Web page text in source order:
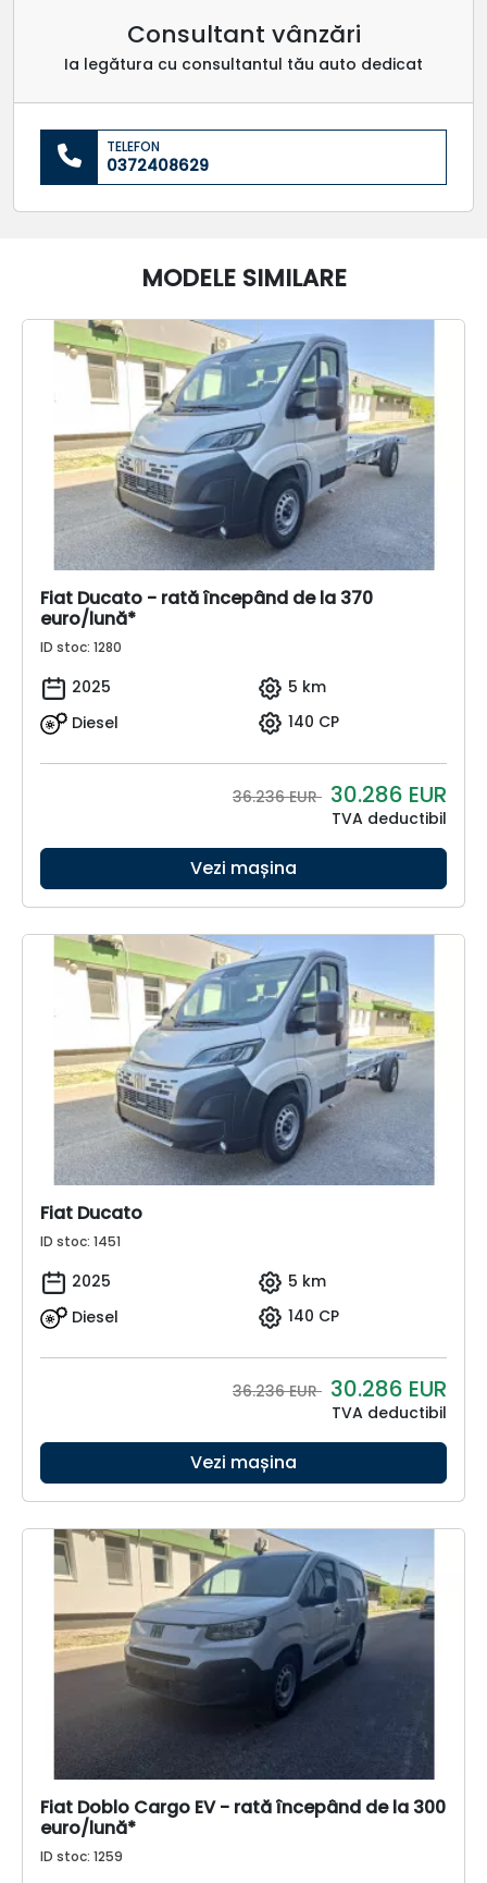
Consultant vânzări
Ia legătura cu consultantul tău auto dedicat
TELEFON
0372408629
MODELE SIMILARE
Fiat Ducato - rată începând de la 370
euro/lună*
ID stoc: 1280
2025
5 km
Diesel
140 CP
36.236 EUR 30.286 EUR
TVA deductibil
Vezi mașina
Fiat Ducato
ID stoc: 1451
2025
5 km
Diesel
140 CP
36.236 EUR 30.286 EUR
TVA deductibil
Vezi mașina
Fiat Doblo Cargo EV - rată începând de la 300
euro/lună*
ID stoc: 1259